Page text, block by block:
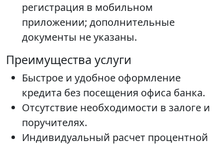
регистрация в мобильном
приложении; дополнительные
документы не указаны.
Преимущества услуги
Быстрое и удобное оформление
кредита без посещения офиса банка.
Отсутствие необходимости в залоге и
поручителях.
Индивидуальный расчет процентной